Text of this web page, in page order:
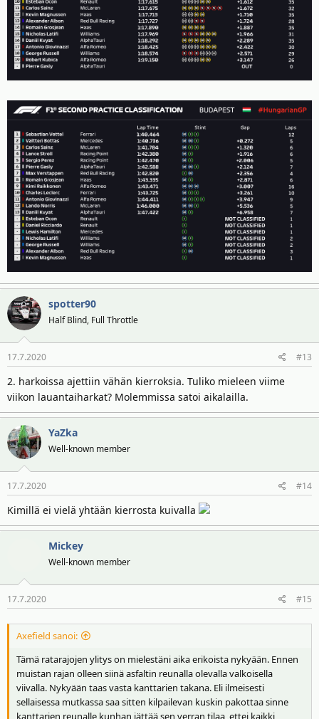
spotter90
Half Blind, Full Throttle
17.7.2020 #13
2. harkoissa ajettiin vähän kierroksia. Tuliko mieleen viime
viikon lauantaiharkat? Molemmissa satoi aikalailla.
YaZka
Well-known member
17.7.2020 #14
Kimillä ei vielä yhtään kierrosta kuivalla
Mickey
Well-known member
17.7.2020 #15
Axefield sanoi:
Tämä ratarajojen ylitys on mielestäni aika erikoista nykyään. Ennen
muistan rajan olleen siinä asfaltin reunalla olevalla valkoisella
viivalla. Nykyään taas vasta kanttarien takana. Eli ilmeisesti
sellaisessa mutkassa saa sitten kilpailevan kuskin pakottaa sinne
kanttarien reunalle kunhan jättää sen verran tilaa, ettei kaikki